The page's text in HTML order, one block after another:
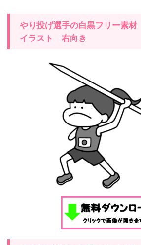
やり投げ選手の白黒フリー素材
イラスト 右向き